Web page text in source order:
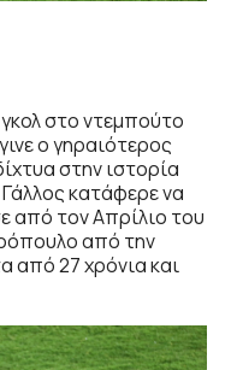
στο ντεμπούτο
ο γηραιότερος
στην ιστορία
κατάφερε να
από τον Απρίλιο του
από την
από 27 χρόνια και